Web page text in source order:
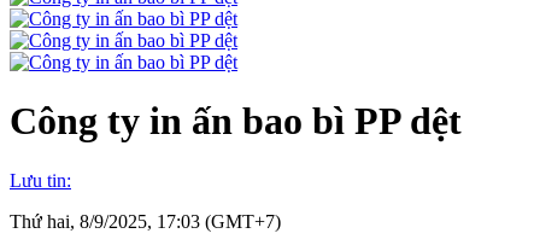
Công ty in ấn bao bì PP dệt
Lưu tin:
Thứ hai, 8/9/2025, 17:03 (GMT+7)